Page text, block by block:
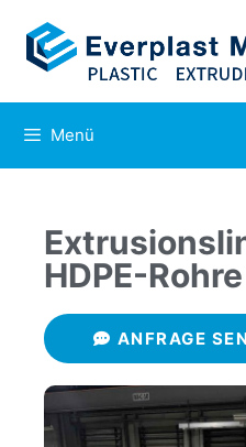
Menü
HDPE-Rohre
ANFRAGE